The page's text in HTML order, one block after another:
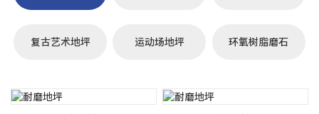
复古艺术地坪 运动场地坪 环氧树脂磨石